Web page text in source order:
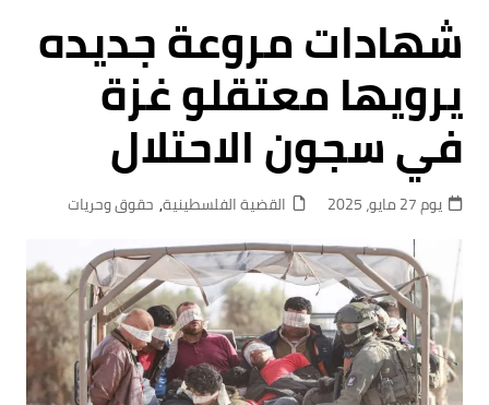
شهادات مروعة جديده
يرويها معتقلو غزة
في سجون الاحتلال
يوم 27 مايو، 2025 القضية الفلسطينية, حقوق وحريات